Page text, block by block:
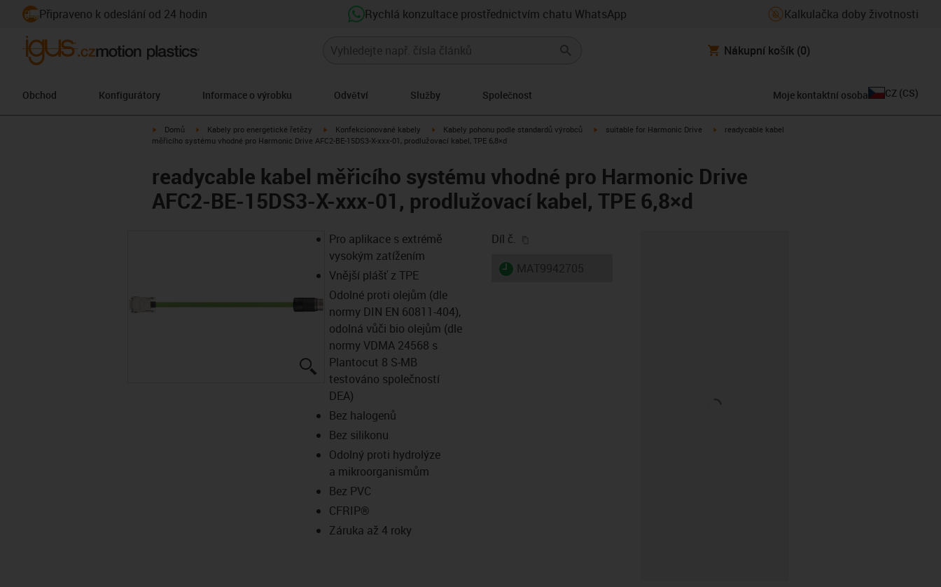
Připraveno k odeslání od 24 hodin Rychlá konzultace prostřednictvím chatu WhatsApp Kalkulačka doby životnosti
Nákupní košík (0)
Obchod Konfigurátory Informace o výrobku Odvětví Služby Společnost Moje kontaktní osoba CZ (CS)
igus-icon-arrow-right
Domů igus-icon-arrow-right
Kabely pro energetické řetězy igus-icon-arrow-right
Konfekcionované kabely igus-icon-arrow-right
Kabely pohonu podle standardů výrobců igus-icon-arrow-right
suitable for Harmonic Drive igus-icon-arrow-right
readycable kabel
měřicího systému vhodné pro Harmonic Drive AFC2-BE-15DS3-X-xxx-01, prodlužovací kabel, TPE 6,8×d
readycable kabel měřicího systému vhodné pro Harmonic Drive
AFC2-BE-15DS3-X-xxx-01, prodlužovací kabel, TPE 6,8×d
igus-icon-lupe
Pro aplikace s extrémě
vysokým zatížením
Vnější plášť z TPE
Odolné proti olejům (dle
normy DIN EN 60811-404),
odolná vůči bio olejům (dle
normy VDMA 24568 s
Plantocut 8 S-MB
testováno společností
DEA)
Bez halogenů
Bez silikonu
Odolný proti hydrolýze
a mikroorganismům
Bez PVC
CFRIP®
Záruka až 4 roky
Díl č.
igus-icon-lieferzeit